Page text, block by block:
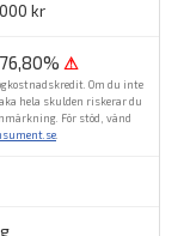
kr
⚠
Om du inte
hela skulden riskerar du
För stöd, vänd
.